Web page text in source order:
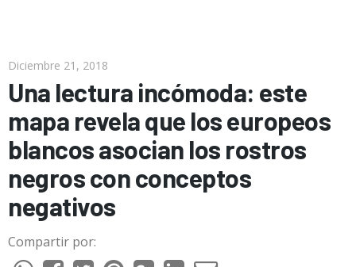
Diciembre 21, 2018
Una lectura incómoda: este
mapa revela que los europeos
blancos asocian los rostros
negros con conceptos
negativos
Compartir por: